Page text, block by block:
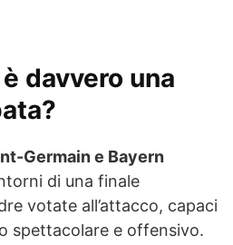
davvero una
Germain e Bayern
di una finale
votate all’attacco, capaci
spettacolare e offensivo.